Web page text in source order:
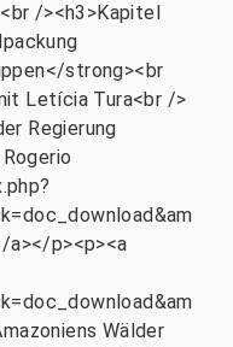
/><h3>Kapitel
strong><br
Letícia Tura<br />
Regierung
a></p><p><a
Wälder